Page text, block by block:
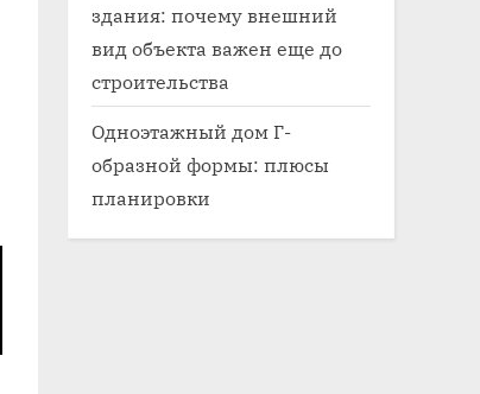
здания: почему внешний
вид объекта важен еще до
строительства
Одноэтажный дом Г-
образной формы: плюсы
планировки